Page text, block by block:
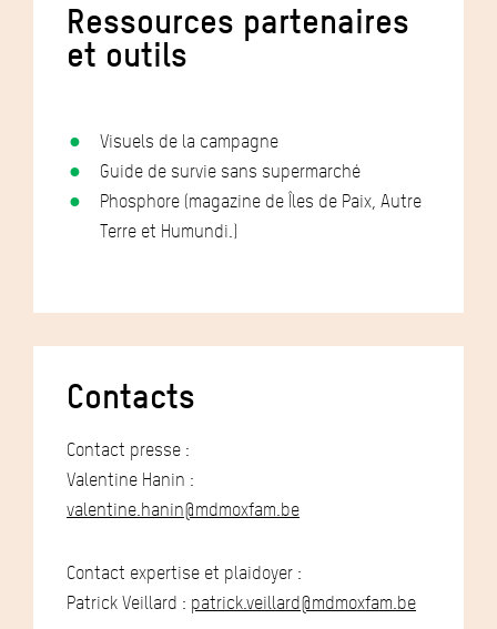
Ressources partenaires
et outils
Visuels de la campagne
Guide de survie sans supermarché
Phosphore (magazine de Îles de Paix, Autre
Terre et Humundi.)
Contacts
Contact presse :
Valentine Hanin :
valentine.hanin@mdmoxfam.be
Contact expertise et plaidoyer :
Patrick Veillard : patrick.veillard@mdmoxfam.be